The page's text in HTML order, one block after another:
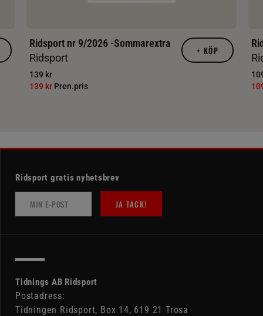
Ridsport nr 9/2026 -Sommarextra
Ridsport
139 kr
139 kr Pren.pris
+ KÖP
Ridsport gratis nyhetsbrev
JA TACK!
Tidnings AB Ridsport
Postadress:
Tidningen Ridsport, Box 14, 619 21 Trosa